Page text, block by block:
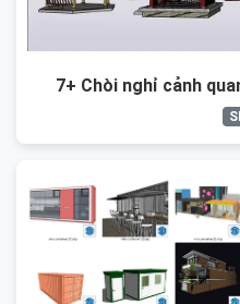
7+ Chòi nghỉ cảnh